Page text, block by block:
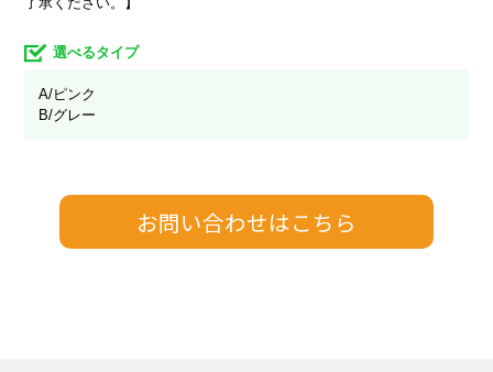
選べるタイプ
A/ピンク
B/グレー